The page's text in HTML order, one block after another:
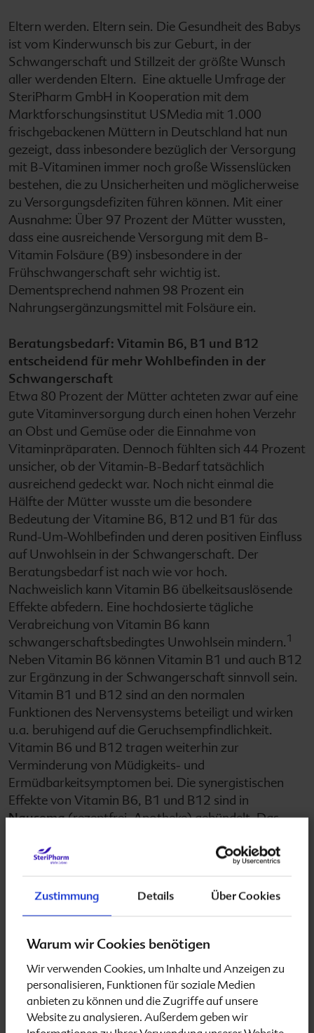
Zustimmung Details Über Cookies
Warum wir Cookies benötigen
Wir verwenden Cookies, um Inhalte und Anzeigen zu
personalisieren, Funktionen für soziale Medien
anbieten zu können und die Zugriffe auf unsere
Website zu analysieren. Außerdem geben wir
Eltern werden. Eltern sein. Die Gesundheit des Babys
ist vom Kinderwunsch bis zur Geburt, in der
Schwangerschaft und Stillzeit der größte Wunsch
aller werdenden Eltern. Eine aktuelle Umfrage der
SteriPharm GmbH in Kooperation mit dem
Marktforschungsinstitut USMedia mit 1.000
frischgebackenen Müttern in Deutschland hat nun
gezeigt, dass inbesondere bezüglich der Versorgung
mit B-Vitaminen immer noch große Wissenslücken
bestehen, die zu Unsicherheiten und möglicherweise
zu Versorgungsdefiziten führen können. Mit einer
Ausnahme: Über 97 Prozent der Mütter wussten,
dass eine ausreichende Versorgung mit dem B-
Vitamin Folsäure (B9) insbesondere in der
Frühschwangerschaft sehr wichtig ist.
Dementsprechend nahmen 98 Prozent ein
Nahrungsergänzungsmittel mit Folsäure ein.
Beratungsbedarf: Vitamin B6, B1 und B12
entscheidend für mehr Wohlbefinden in der
Schwangerschaft
Etwa 80 Prozent der Mütter achteten zwar auf eine
gute Vitaminversorgung durch einen hohen Verzehr
an Obst und Gemüse oder die Einnahme von
Vitaminpräparaten. Dennoch fühlten sich 44 Prozent
unsicher, ob der Vitamin-B-Bedarf tatsächlich
ausreichend gedeckt war. Noch nicht einmal die
Hälfte der Mütter wusste um die besondere
Bedeutung der Vitamine B6, B12 und B1 für das
Rund-Um-Wohlbefinden und deren positiven Einfluss
auf Unwohlsein in der Schwangerschaft. Der
Beratungsbedarf ist nach wie vor hoch.
Nachweislich kann Vitamin B6 übelkeitsauslösende
Effekte abfedern. Eine hochdosierte tägliche
Verabreichung von Vitamin B6 kann
schwangerschaftsbedingtes Unwohlsein mindern.1
Neben Vitamin B6 können Vitamin B1 und auch B12
zur Ergänzung in der Schwangerschaft sinnvoll sein.
Vitamin B1 und B12 sind an den normalen
Funktionen des Nervensystems beteiligt und wirken
u.a. beruhigend auf die Geruchsempfindlichkeit.
Vitamin B6 und B12 tragen weiterhin zur
Verminderung von Müdigkeits- und
Ermüdbarkeitsymptomen bei. Die synergistischen
Effekte von Vitamin B6, B1 und B12 sind in
Nausema(rezeptfrei, Apotheke) gebündelt. Das
genau der richtigen Dosierung den erhöhten Bedarf
Die Vitamine Folsäure, Vitamin B6 und B12 spielen
regulieren den Homocystein-Blutspiegel. Dies ist
Konzentrationen indirekt die Spermienbeweglichkeit
und -menge erheblich beeinträchtigen kann.2
tut Man(n) sich auch etwas Gutes, wenn er auf eine
ausreichende Zufuhr von B-Vitaminen (inFolio men